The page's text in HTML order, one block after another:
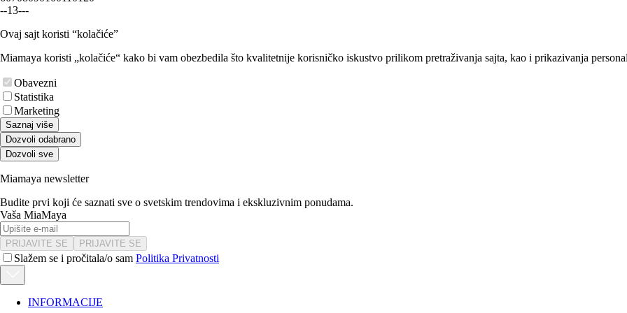
--13---
Ovaj sajt koristi “kolačiće”
Miamaya koristi „kolačiće“ kako bi vam obezbedila što kvalitetnije korisničko iskustvo prilikom pretraživanja sajta, kao i prikazivanja
Obavezni
Statistika
Marketing
Saznaj više
Dozvoli odabrano
Dozvoli sve
Miamaya newsletter
Budite prvi koji će saznati sve o svetskim trendovima i ekskluzivnim ponudama.
Vaša MiaMaya
PRIJAVITE SE PRIJAVITE SE
Slažem se i pročitala/o sam Politika Privatnosti
INFORMACIJE